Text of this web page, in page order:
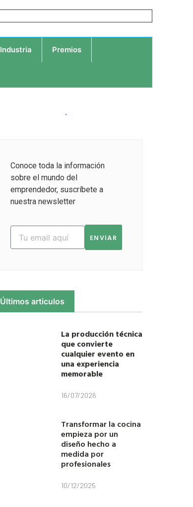
Industria Premios
Conoce toda la información
sobre el mundo del
emprendedor, suscríbete a
nuestra newsletter
ENVIAR
Últimos articulos
La producción técnica
que convierte
cualquier evento en
una experiencia
memorable
16/07/2026
Transformar la cocina
empieza por un
diseño hecho a
medida por
profesionales
10/12/2025